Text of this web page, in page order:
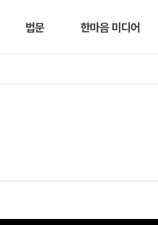
법문 한마음 미디어